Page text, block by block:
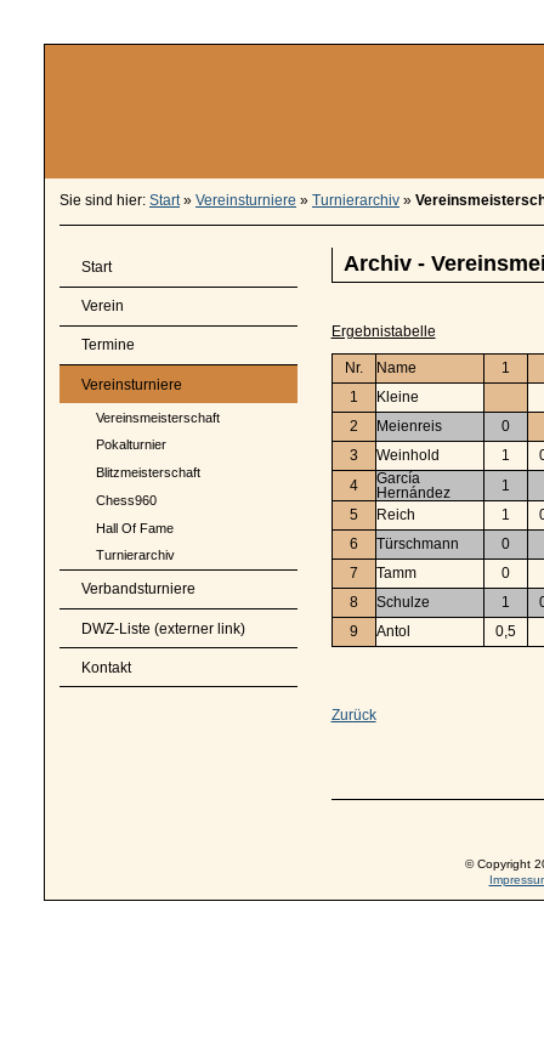
Sie sind hier: Start» Vereinsturniere » Turnierarchiv »
Start
Verein
Termine
Vereinsturniere
Vereinsmeisterschaft
Pokalturnier
Blitzmeisterschaft
Chess960
Hall Of Fame
Turnierarchiv
Verbandsturniere
DWZ-Liste (externer link)
Kontakt
Archiv -
Ergebnistabelle
Nr. Name
1
1
Kleine
2
Meienreis
0
3
Weinhold 1
4
García
Hernández
1
5
Reich 1
6
Türschmann
0
7
Tamm
0
8
Schulze 1
9
Antol 0,5
Zurück
© Copyright